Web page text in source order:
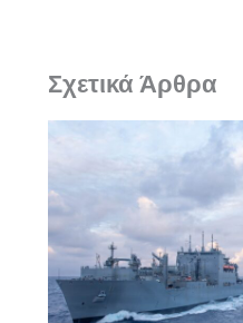
Σχετικά Άρθρα